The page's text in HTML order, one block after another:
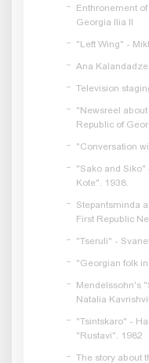
Enthronement
Georgia Ilia II
"Left Wing" -
Ana
Television
"Newsreel
Republic of
"Conversation
"Sako and Siko"
Kote". 1938.
Stepantsminda
First Republic
"Tseruli" -
"Georgian folk
Mendelssohn's
Natalia
"Tsintskaro" -
"Rustavi". 1982
The story about